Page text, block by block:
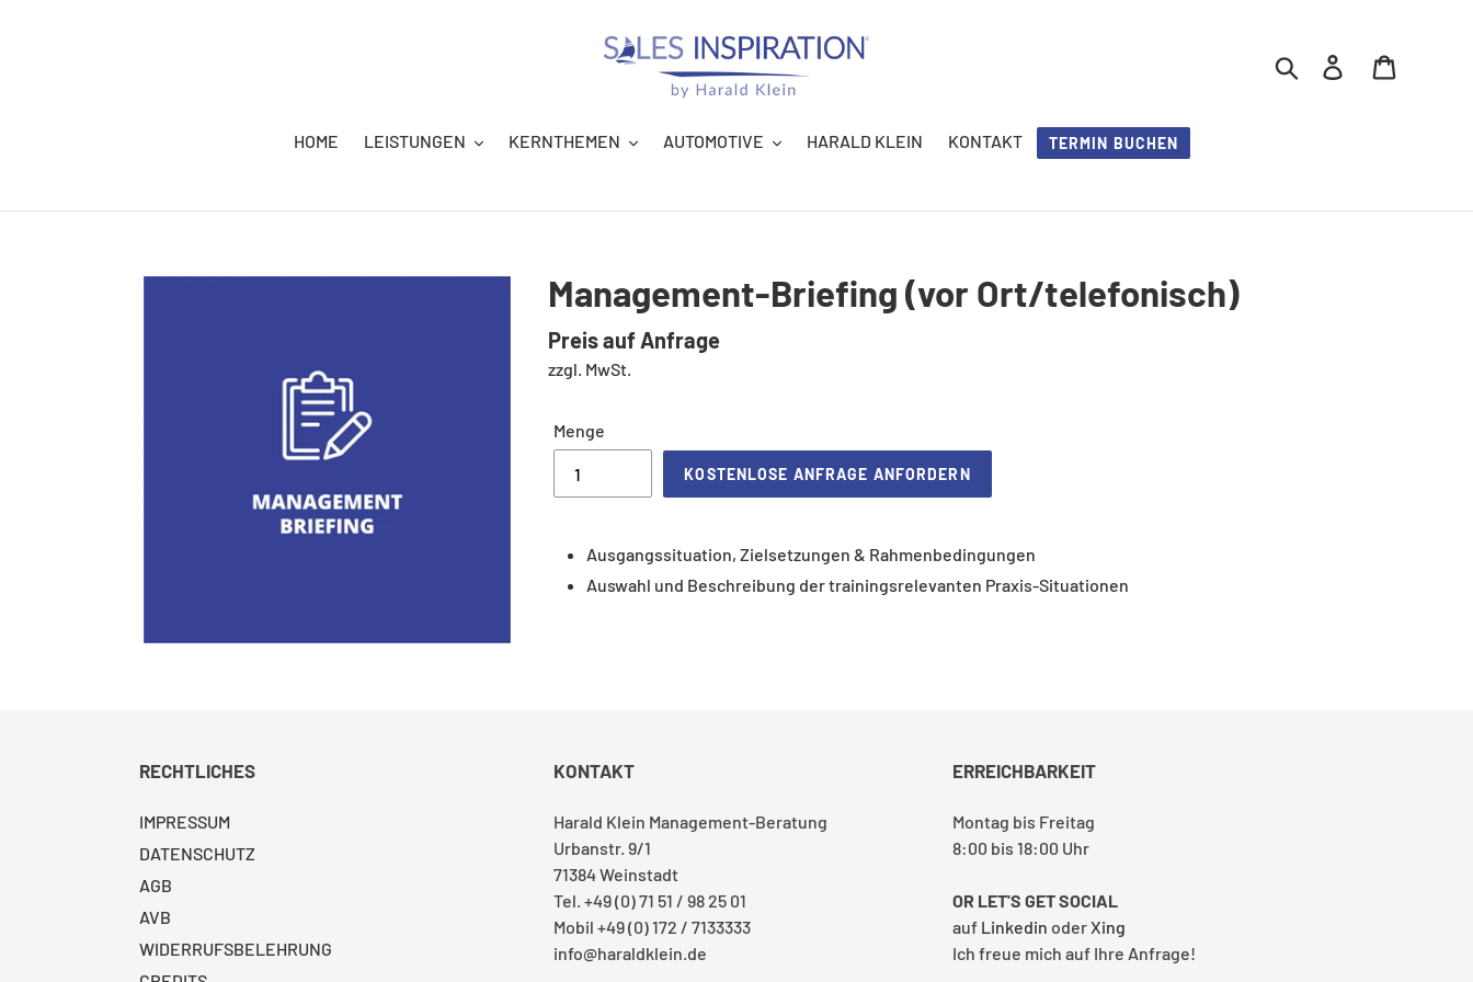
Suchen Einloggen
HOME LEISTUNGEN KERNTHEMEN AUTOMOTIVE HARALD KLEIN KONTAKT TERMIN BUCHEN
Management-Briefing (vor Ort/telefonisch)
Normaler
Preis
Preis auf Anfrage
zzgl. MwSt.
Menge
KOSTENLOSE ANFRAGE ANFORDERN
Ausgangssituation, Zielsetzungen & Rahmenbedingungen
Auswahl und Beschreibung der trainingsrelevanten Praxis-Situationen
RECHTLICHES
IMPRESSUM
DATENSCHUTZ
AGB
AVB
WIDERRUFSBELEHRUNG
KONTAKT
Harald Klein Management-Beratung
Urbanstr. 9/1
71384 Weinstadt
Tel. +49 (0) 71 51 / 98 25 01
Mobil +49 (0) 172 / 7133333
info@haraldklein.de
ERREICHBARKEIT
Montag bis Freitag
8:00 bis 18:00 Uhr
OR LET'S GET SOCIAL
auf Linkedin oderXing
Ich freue mich auf Ihre Anfrage!